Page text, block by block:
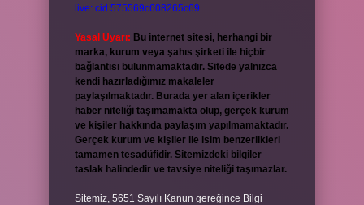
live:.cid.575569c608265c69
Yasal Uyarı: Bu internet sitesi, herhangi bir
marka, kurum veya şahıs şirketi ile hiçbir
bağlantısı bulunmamaktadır. Sitede yalnızca
kendi hazırladığımız makaleler
paylaşılmaktadır. Burada yer alan içerikler
haber niteliği taşımamakta olup, gerçek kurum
ve kişiler hakkında paylaşım yapılmamaktadır.
Gerçek kurum ve kişiler ile isim benzerlikleri
tamamen tesadüfidir. Sitemizdeki bilgiler
taslak halindedir ve tavsiye niteliği taşımazlar.
Sitemiz, 5651 Sayılı Kanun gereğince Bilgi